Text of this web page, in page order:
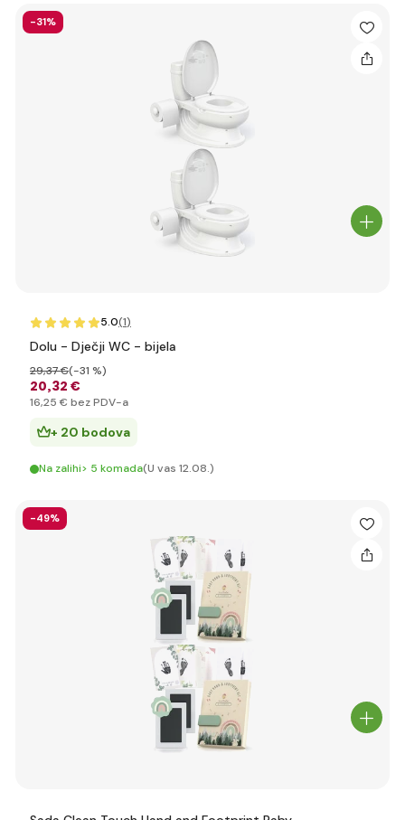
-31%
5.0(1)
Dolu - Dječji WC - bijela
20,32 €
29,37 €(-31 %)
16,25 € bez PDV-a
+ 20 bodova
Na zalihi> 5 komada(U vas 12.08.)
-49%